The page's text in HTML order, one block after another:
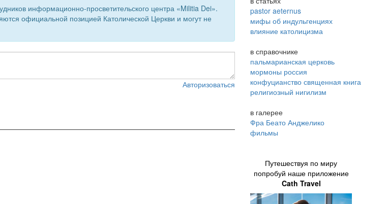
информационно-просветительского центра «Militia Dei».
официальной позицией Католической Церкви и могут не
Авторизоваться
pastor aeternus
мифы об индульгенциях
влияние католицизма
в справочнике
пальмарианская церковь
мормоны россия
конфуцианство священная книга
религиозный нигилизм
в галерее
Фра Беато Анджелико
фильмы
Путешествуя по миру
попробуй наше приложение
Cath Travel